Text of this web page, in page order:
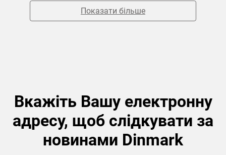
Показати більше
Вкажіть Вашу електронну
адресу, щоб слідкувати за
новинами Dinmark